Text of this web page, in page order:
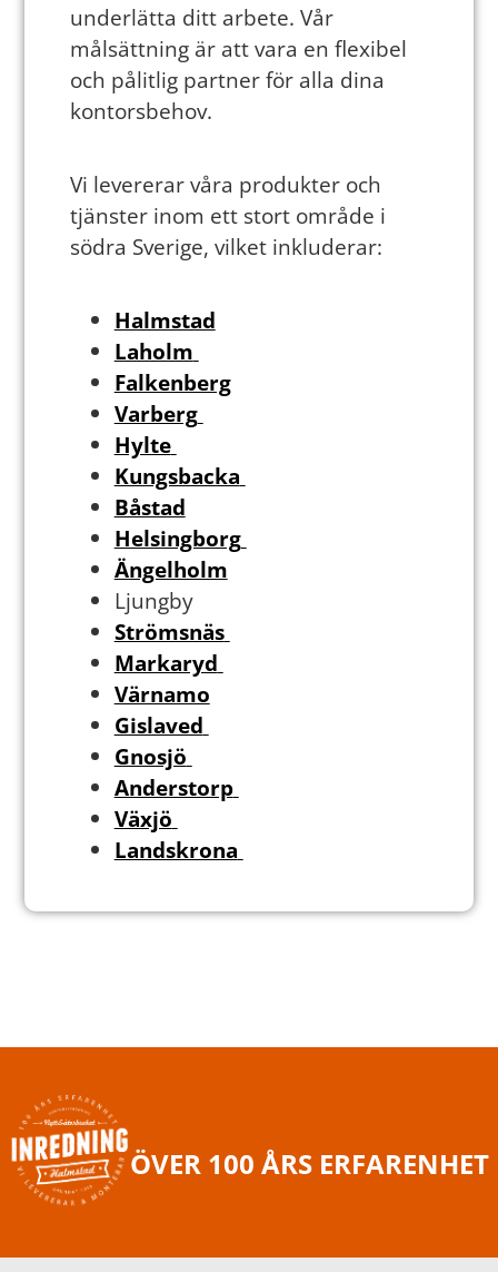
underlätta ditt arbete. Vår
målsättning är att vara en flexibel
och pålitlig partner för alla dina
kontorsbehov.
Vi levererar våra produkter och
tjänster inom ett stort område i
södra Sverige, vilket inkluderar:
Halmstad
Laholm
Falkenberg
Varberg
Hylte
Kungsbacka
Båstad
Helsingborg
Ängelholm
Ljungby
Strömsnäs
Markaryd
Värnamo
Gislaved
Gnosjö
Anderstorp
Växjö
Landskrona
ÖVER 100 ÅRS ERFARENHET